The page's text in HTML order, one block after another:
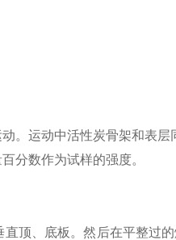
。运动中活性炭骨架和表
分数作为试样的强度。
顶、底板。然后在平整过